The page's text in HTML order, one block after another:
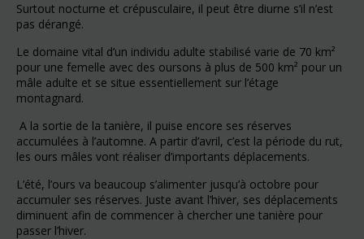
Surtout nocturne et crépusculaire, il peut être diurne s’il n’est
pas dérangé.
Le domaine vital d’un individu adulte stabilisé varie de 70 km²
pour une femelle avec des oursons à plus de 500 km² pour un
mâle adulte et se situe essentiellement sur l’étage
montagnard.
A la sortie de la tanière, il puise encore ses réserves
accumulées à l’automne. A partir d’avril, c’est la période du rut,
les ours mâles vont réaliser d’importants déplacements.
L’été, l’ours va beaucoup s’alimenter jusqu’à octobre pour
accumuler ses réserves. Juste avant l’hiver, ses déplacements
diminuent afin de commencer à chercher une tanière pour
passer l’hiver.